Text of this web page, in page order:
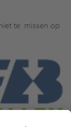
te missen op